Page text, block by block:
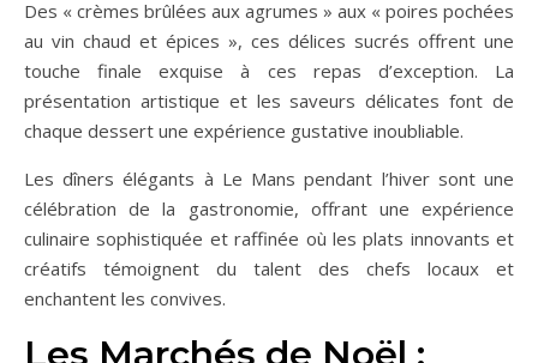
Des « crèmes brûlées aux agrumes » aux « poires pochées
au vin chaud et épices », ces délices sucrés offrent une
touche finale exquise à ces repas d’exception. La
présentation artistique et les saveurs délicates font de
chaque dessert une expérience gustative inoubliable.
Les dîners élégants à Le Mans pendant l’hiver sont une
célébration de la gastronomie, offrant une expérience
culinaire sophistiquée et raffinée où les plats innovants et
créatifs témoignent du talent des chefs locaux et
enchantent les convives.